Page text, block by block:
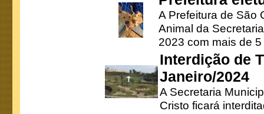
A Prefeitura de São
Animal da
2023 com mais de 5
Interdição de
Janeiro/2024
A Secretaria
Cristo ficará